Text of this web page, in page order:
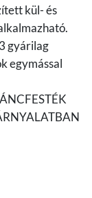
kül- és
gyárilag
egymással